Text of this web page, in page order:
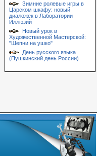
Зимние ролевые игры в
Царском шкафу: новый
диаложек в Лаборатории
Иллюзий
Новый урок в
Художественной Мастерской:
"Шепни на ушко"
День русского языка
(Пушкинский день России)